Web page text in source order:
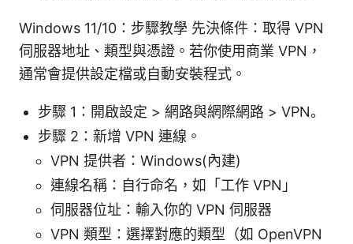
Windows 11/10：步驟教學 先決條件：取得 VPN
伺服器地址、類型與憑證。若你使用商業 VPN，
通常會提供設定檔或自動安裝程式。
步驟 1：開啟設定 > 網路與網際網路 > VPN。
步驟 2：新增 VPN 連線。
VPN 提供者：Windows(內建)
連線名稱：自行命名，如「工作 VPN」
伺服器位址：輸入你的 VPN 伺服器
VPN 類型：選擇對應的類型（如 OpenVPN